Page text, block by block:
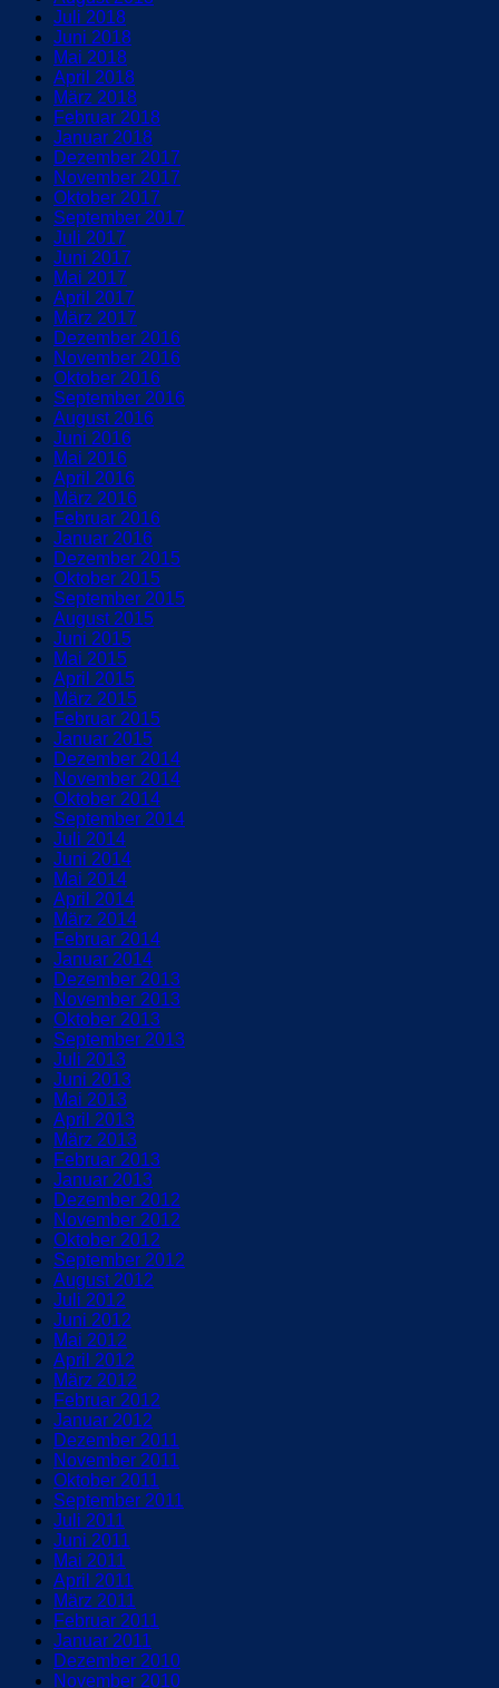
Juli 2018
Juni 2018
Mai 2018
April 2018
März 2018
Februar 2018
Januar 2018
Dezember 2017
November 2017
Oktober 2017
September 2017
Juli 2017
Juni 2017
Mai 2017
April 2017
März 2017
Dezember 2016
November 2016
Oktober 2016
September 2016
August 2016
Juni 2016
Mai 2016
April 2016
März 2016
Februar 2016
Januar 2016
Dezember 2015
Oktober 2015
September 2015
August 2015
Juni 2015
Mai 2015
April 2015
März 2015
Februar 2015
Januar 2015
Dezember 2014
November 2014
Oktober 2014
September 2014
Juli 2014
Juni 2014
Mai 2014
April 2014
März 2014
Februar 2014
Januar 2014
Dezember 2013
November 2013
Oktober 2013
September 2013
Juli 2013
Juni 2013
Mai 2013
April 2013
März 2013
Februar 2013
Januar 2013
Dezember 2012
November 2012
Oktober 2012
September 2012
August 2012
Juli 2012
Juni 2012
Mai 2012
April 2012
März 2012
Februar 2012
Januar 2012
Dezember 2011
November 2011
Oktober 2011
September 2011
Juli 2011
Juni 2011
Mai 2011
April 2011
März 2011
Februar 2011
Januar 2011
Dezember 2010
November 2010